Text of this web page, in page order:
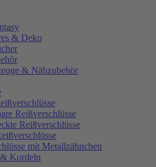
& Deko
& Nähzubehör
Reißverschlüsse
Reißverschlüsse
mit Metallzähnchen
Kordeln